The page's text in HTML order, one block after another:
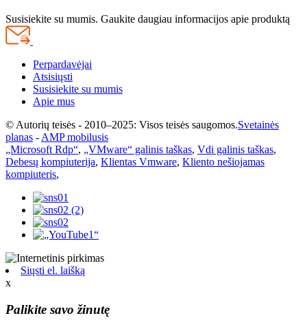
Susisiekite su mumis. Gaukite daugiau informacijos apie produktą
Perpardavėjai
Atsisiųsti
Susisiekite su mumis
Apie mus
© Autorių teisės - 2010–2025: Visos teisės saugomos.Svetainės
planas - AMP mobilusis
„Microsoft Rdp“, „VMware“ galinis taškas, Vdi galinis taškas,
Debesų kompiuterija, Klientas Vmware, Kliento nešiojamas
kompiuteris,
Siųsti el. laišką
x
Palikite savo žinutę